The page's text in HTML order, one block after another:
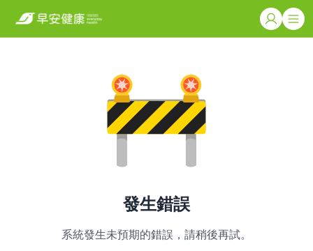
發生錯誤
系統發生未預期的錯誤，請稍後再試。